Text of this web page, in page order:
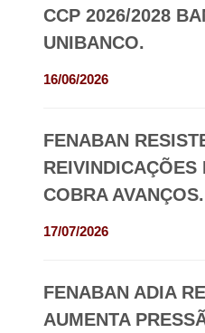
CCP 2026/2028
UNIBANCO.
16/06/2026
FENABAN
REIVINDICAÇÕES
COBRA AVANÇOS.
17/07/2026
FENABAN ADIA
AUMENTA